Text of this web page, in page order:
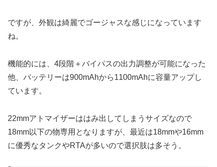
ですが、外観は綺麗でゴージャスな感じになっています
ね。
機能的には、4段階＋バイパスの出力調整が可能になった
他、バッテリーは900mAhから1100mAhに容量アップし
ています。
22mmアトマイザーははみ出してしまうサイズなので
18mm以下の物専用となりますが、最近は18mmや16mm
に優秀なタンクやRTAが多いので選択肢は多そう。